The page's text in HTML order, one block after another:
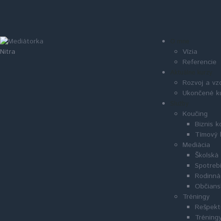
Nitra
Vízia
Referencie
Rozvoj a
Ukončené
Koučing
Biznis
Tímový
Mediácia
Tréningy